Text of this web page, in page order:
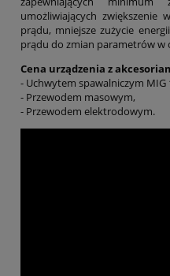
umożliwiających zwiększenie
prądu, mniejsze zużycie
prądu do zmian parametrów w
Cena urządzenia z
- Uchwytem spawalniczym MIG
- Przewodem masowym,
- Przewodem elektrodowym.